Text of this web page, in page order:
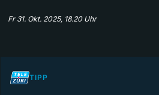
Fr 31. Okt. 2025, 18.20 Uhr
TIPP